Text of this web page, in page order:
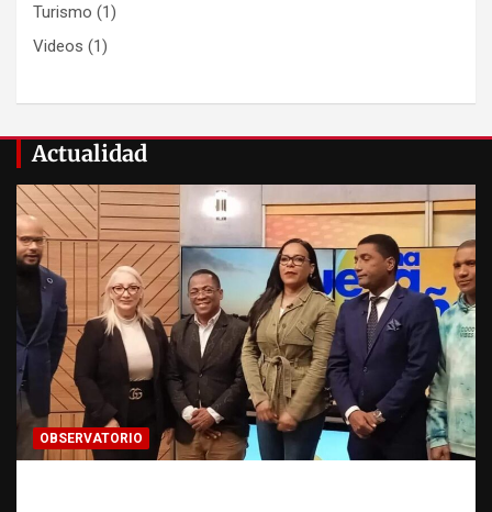
Turismo (1)
Videos (1)
Actualidad
OBSERVATORIO